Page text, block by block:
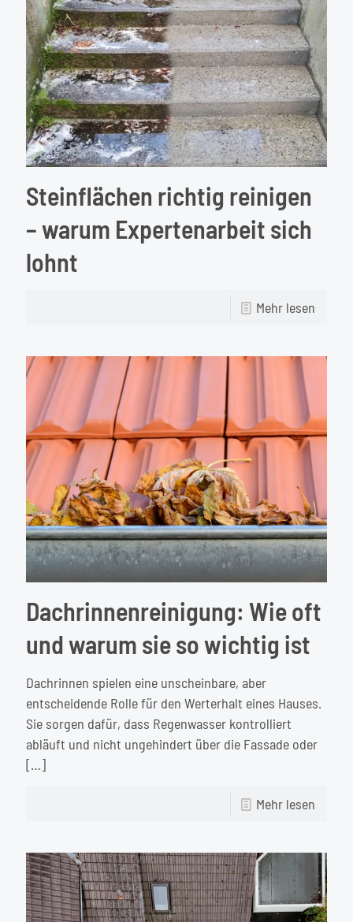
lassen:
Tipps,
und
Kosten
Steinflächen richtig reinigen
– warum Expertenarbeit sich
lohnt
Mehr lesen
richtig
warum
lohnt
Dachrinnenreinigung: Wie oft
und warum sie so wichtig ist
Dachrinnen spielen eine unscheinbare, aber
entscheidende Rolle für den Werterhalt eines Hauses.
Sie sorgen dafür, dass Regenwasser kontrolliert
abläuft und nicht ungehindert über die Fassade oder
[…]
Mehr lesen
Wie
oft
und